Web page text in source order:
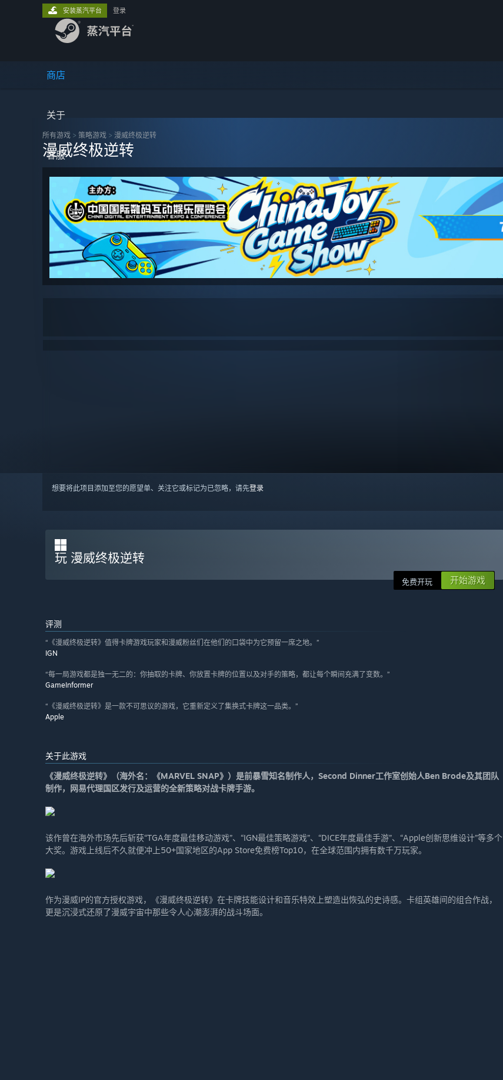
商店
关于
客服
安装蒸汽平台 登录
所有游戏 > 策略‎游戏 > 漫威终极逆转
漫威终极逆转
想要将此项目添加至您的愿望单、关注它或标记为已忽略，请先登录
玩 漫威终极逆转
免费开玩 开始游戏
评测
“《漫威终极逆转》值得卡牌游戏玩家和漫威粉丝们在他们的口袋中为它预留一席之地。”
IGN
“每一局游戏都是独一无二的：你抽取的卡牌、你放置卡牌的位置以及对手的策略，都让每个瞬间充满了变数。”
GameInformer
“《漫威终极逆转》是一款不可思议的游戏，它重新定义了集换式卡牌这一品类。”
Apple
关于此游戏
《漫威终极逆转》（海外名：《MARVEL SNAP》）是前暴雪知名制作人，Second Dinner工作室创始人Ben Brode及其团队
制作，网易代理国区发行及运营的全新策略对战卡牌手游。
该作曾在海外市场先后斩获“TGA年度最佳移动游戏”、“IGN最佳策略游戏”、“DICE年度最佳手游”、“Apple创新思维设计”等多个
大奖。游戏上线后不久就便冲上50+国家地区的App Store免费榜Top10，在全球范围内拥有数千万玩家。
作为漫威IP的官方授权游戏，《漫威终极逆转》在卡牌技能设计和音乐特效上塑造出恢弘的史诗感。卡组英雄间的组合作战，
更是沉浸式还原了漫威宇宙中那些令人心潮澎湃的战斗场面。